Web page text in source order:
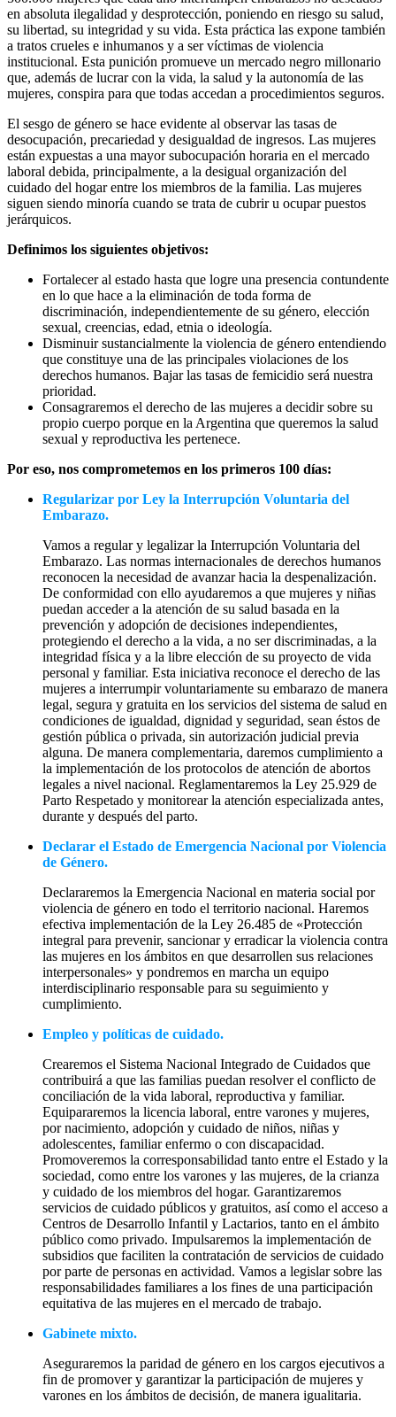
en absoluta ilegalidad y desprotección, poniendo en riesgo su salud,
su libertad, su integridad y su vida. Esta práctica las expone también
a tratos crueles e inhumanos y a ser víctimas de violencia
institucional. Esta punición promueve un mercado negro millonario
que, además de lucrar con la vida, la salud y la autonomía de las
mujeres, conspira para que todas accedan a procedimientos seguros.
El sesgo de género se hace evidente al observar las tasas de
desocupación, precariedad y desigualdad de ingresos. Las mujeres
están expuestas a una mayor subocupación horaria en el mercado
laboral debida, principalmente, a la desigual organización del
cuidado del hogar entre los miembros de la familia. Las mujeres
siguen siendo minoría cuando se trata de cubrir u ocupar puestos
jerárquicos.
Definimos los siguientes objetivos:
Fortalecer al estado hasta que logre una presencia contundente
en lo que hace a la eliminación de toda forma de
discriminación, independientemente de su género, elección
sexual, creencias, edad, etnia o ideología.
Disminuir sustancialmente la violencia de género entendiendo
que constituye una de las principales violaciones de los
derechos humanos. Bajar las tasas de femicidio será nuestra
prioridad.
Consagraremos el derecho de las mujeres a decidir sobre su
propio cuerpo porque en la Argentina que queremos la salud
sexual y reproductiva les pertenece.
Por eso, nos comprometemos en los primeros 100 días:
Regularizar por Ley la Interrupción Voluntaria del
Embarazo.
Vamos a regular y legalizar la Interrupción Voluntaria del
Embarazo. Las normas internacionales de derechos humanos
reconocen la necesidad de avanzar hacia la despenalización.
De conformidad con ello ayudaremos a que mujeres y niñas
puedan acceder a la atención de su salud basada en la
prevención y adopción de decisiones independientes,
protegiendo el derecho a la vida, a no ser discriminadas, a la
integridad física y a la libre elección de su proyecto de vida
personal y familiar. Esta iniciativa reconoce el derecho de las
mujeres a interrumpir voluntariamente su embarazo de manera
legal, segura y gratuita en los servicios del sistema de salud en
condiciones de igualdad, dignidad y seguridad, sean éstos de
gestión pública o privada, sin autorización judicial previa
alguna. De manera complementaria, daremos cumplimiento a
la implementación de los protocolos de atención de abortos
legales a nivel nacional. Reglamentaremos la Ley 25.929 de
Parto Respetado y monitorear la atención especializada antes,
durante y después del parto.
Declarar el Estado de Emergencia Nacional por Violencia
de Género.
Declararemos la Emergencia Nacional en materia social por
violencia de género en todo el territorio nacional. Haremos
efectiva implementación de la Ley 26.485 de «Protección
integral para prevenir, sancionar y erradicar la violencia contra
las mujeres en los ámbitos en que desarrollen sus relaciones
interpersonales» y pondremos en marcha un equipo
interdisciplinario responsable para su seguimiento y
cumplimiento.
Empleo y políticas de cuidado.
Crearemos el Sistema Nacional Integrado de Cuidados que
contribuirá a que las familias puedan resolver el conflicto de
conciliación de la vida laboral, reproductiva y familiar.
Equipararemos la licencia laboral, entre varones y mujeres,
por nacimiento, adopción y cuidado de niños, niñas y
adolescentes, familiar enfermo o con discapacidad.
Promoveremos la corresponsabilidad tanto entre el Estado y la
sociedad, como entre los varones y las mujeres, de la crianza
y cuidado de los miembros del hogar. Garantizaremos
servicios de cuidado públicos y gratuitos, así como el acceso a
Centros de Desarrollo Infantil y Lactarios, tanto en el ámbito
público como privado. Impulsaremos la implementación de
subsidios que faciliten la contratación de servicios de cuidado
por parte de personas en actividad. Vamos a legislar sobre las
responsabilidades familiares a los fines de una participación
equitativa de las mujeres en el mercado de trabajo.
Gabinete mixto.
Aseguraremos la paridad de género en los cargos ejecutivos a
fin de promover y garantizar la participación de mujeres y
varones en los ámbitos de decisión, de manera igualitaria.